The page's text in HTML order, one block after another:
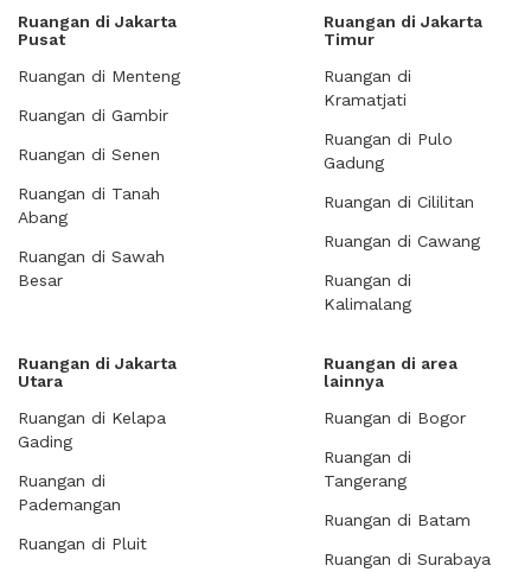
Ruangan di Jakarta
Pusat
Ruangan di Menteng
Ruangan di Gambir
Ruangan di Senen
Ruangan di Tanah
Abang
Ruangan di Sawah
Besar
Ruangan di Jakarta
Timur
Ruangan di
Kramatjati
Ruangan di Pulo
Gadung
Ruangan di Cililitan
Ruangan di Cawang
Ruangan di
Kalimalang
Ruangan di Jakarta
Utara
Ruangan di Kelapa
Gading
Ruangan di
Pademangan
Ruangan di Pluit
Ruangan di area
lainnya
Ruangan di Bogor
Ruangan di
Tangerang
Ruangan di Batam
Ruangan di Surabaya